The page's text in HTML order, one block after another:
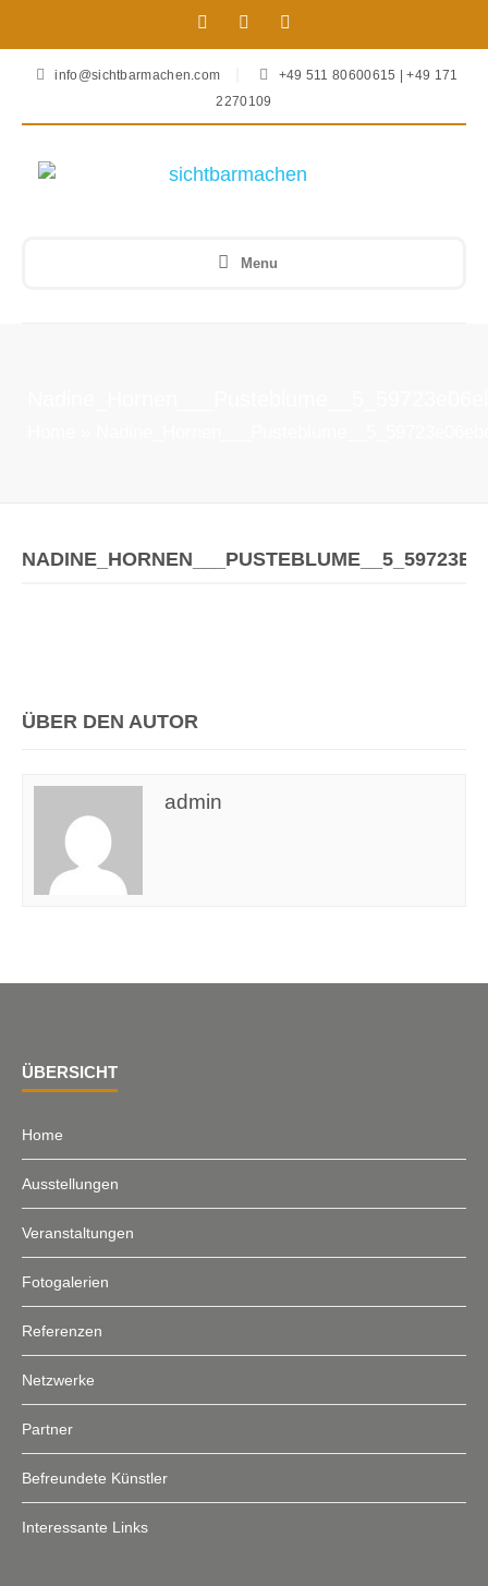
info@sichtbarmachen.com
+49 511 80600615 | +49 171
2270109
Menu
ÜBER DEN AUTOR
admin
ÜBERSICHT
Home
Ausstellungen
Veranstaltungen
Fotogalerien
Referenzen
Netzwerke
Partner
Befreundete Künstler
Interessante Links